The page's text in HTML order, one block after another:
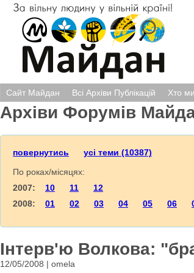
Сайт Майдан Всі Архіви Публікацій Хто
Архіви Форумів
повернутись
усі теми (10387)
По роках/місяцях:
2007: 10 11
12
2008: 01 02 03 04 05 06
Інтерв'ю Волкова:
12/05/2008 | omela